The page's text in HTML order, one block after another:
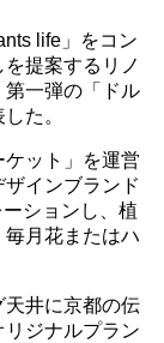
life 」をコン
提案するリノ
一弾の「ドル
た。
ット」を運営
インブランド
ーションし、植
月花またはハ
天井に京都の伝
ジナルプラン